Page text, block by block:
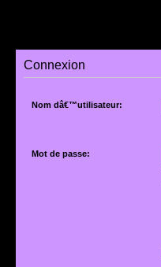
Connexion
Nom dâ€™utilisateur:
Mot de passe: